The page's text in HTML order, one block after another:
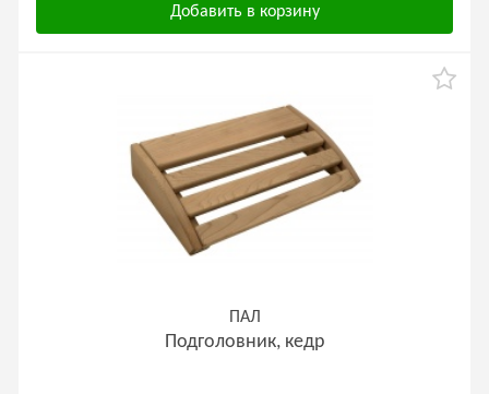
Добавить в корзину
ПАЛ
Подголовник, кедр